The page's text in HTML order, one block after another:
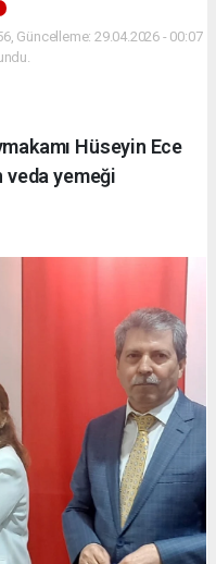
Güncelleme: 29.04.2026 - 00:07
Hüseyin Ece
veda yemeği